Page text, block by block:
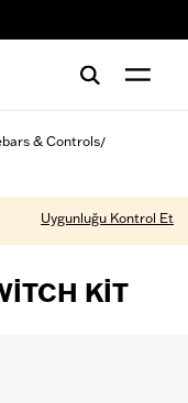
& Controls/
Uygunluğu Kontrol Et
KIT